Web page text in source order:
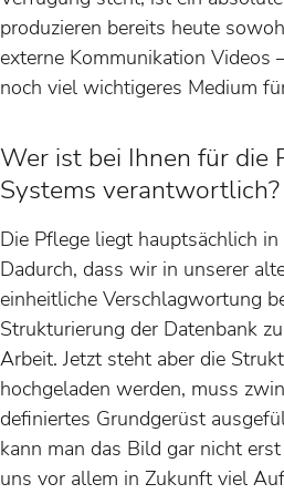
produzieren bereits heute
externe Kommunikation Videos
noch viel wichtigeres Medium
Wer ist bei Ihnen für die
Systems verantwortlich?
Die Pflege liegt hauptsächlich
Dadurch, dass wir in unserer
einheitliche Verschlagwortung
Strukturierung der Datenbank
Arbeit. Jetzt steht aber die
hochgeladen werden, muss
definiertes Grundgerüst
kann man das Bild gar nicht
uns vor allem in Zukunft viel